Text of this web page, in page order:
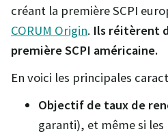
créant la première SCPI
CORUM Origin. Ils réitèrent
première SCPI américaine.
En voici les principales
Objectif de taux de
garanti), et même si